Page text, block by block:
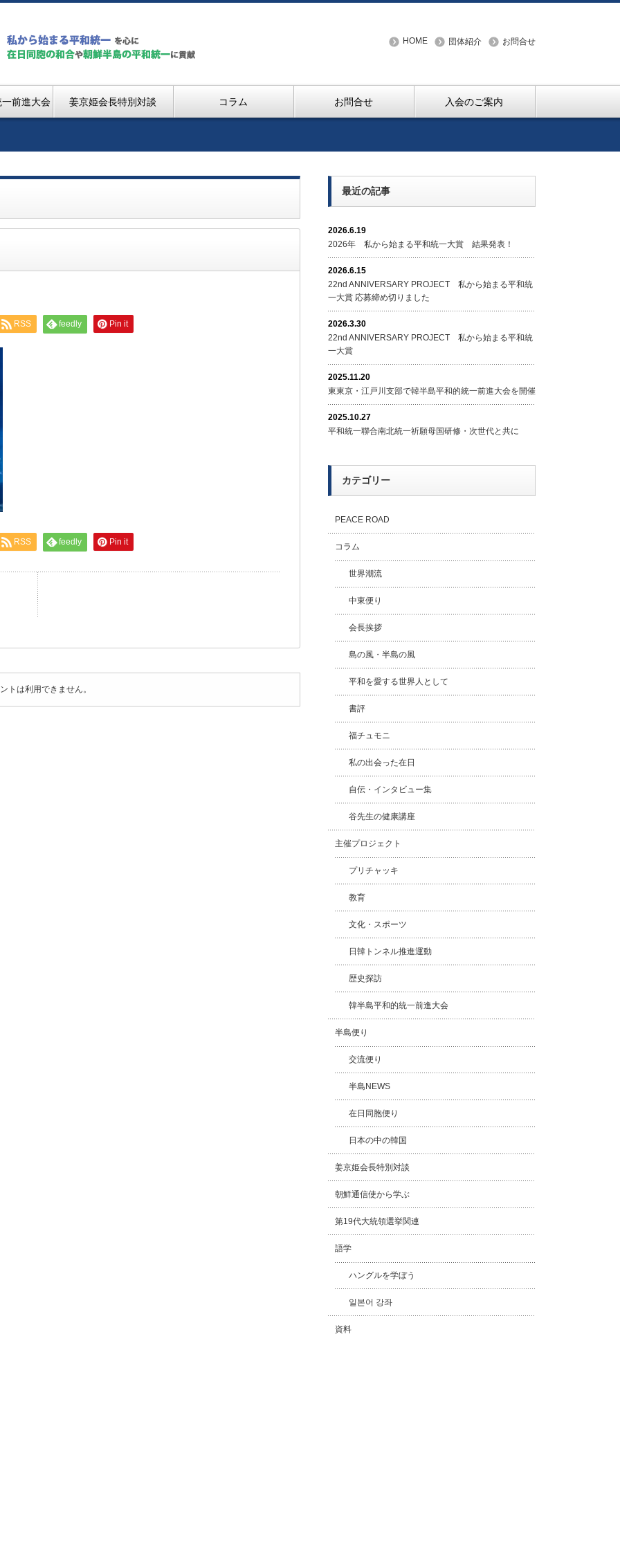
HOME 団体紹介 お問合せ
前進大会 姜京姫会長特別対談 コラム お問合せ 入会のご案内
RSS feedly Pin it
RSS feedly Pin it
トは利用できません。
最近の記事
2026.6.19
2026年 私から始まる平和統一大賞 結果発表！
2026.6.15
22nd ANNIVERSARY PROJECT 私から始まる平和統
一大賞 応募締め切りました
2026.3.30
22nd ANNIVERSARY PROJECT 私から始まる平和統
一大賞
2025.11.20
東東京・江戸川支部で韓半島平和的統一前進大会を開催
2025.10.27
平和統一聯合南北統一祈願母国研修・次世代と共に
カテゴリー
PEACE ROAD
コラム
世界潮流
中東便り
会長挨拶
島の風・半島の風
平和を愛する世界人として
書評
福チュモニ
私の出会った在日
自伝・インタビュー集
谷先生の健康講座
主催プロジェクト
プリチャッキ
教育
文化・スポーツ
日韓トンネル推進運動
歴史探訪
韓半島平和的統一前進大会
半島便り
交流便り
半島NEWS
在日同胞便り
日本の中の韓国
姜京姫会長特別対談
朝鮮通信使から学ぶ
第19代大統領選挙関連
語学
ハングルを学ぼう
일본어 강좌
資料